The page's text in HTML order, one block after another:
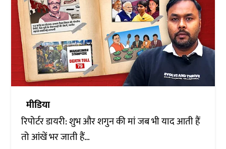
मीडिया
रिपोर्टर डायरी: शुभ और शगुन की मां जब भी याद आती हैं
तो आंखें भर जाती हैं…